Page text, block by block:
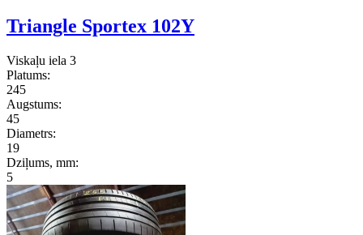
Triangle Sportex 102Y
Viskaļu iela 3
Platums:
245
Augstums:
45
Diametrs:
19
Dziļums, mm:
5